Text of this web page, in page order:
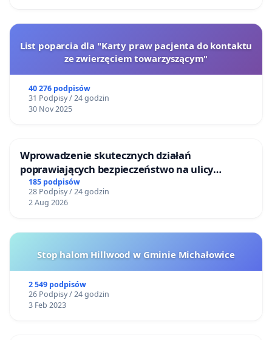
List poparcia dla "Karty praw pacjenta do kontaktu
ze zwierzęciem towarzyszącym"
40 276 podpisów
31 Podpisy / 24 godzin
30 Nov 2025
Wprowadzenie skutecznych działań
poprawiających bezpieczeństwo na ulicy
Żeromskiego w Otwocku
185 podpisów
28 Podpisy / 24 godzin
2 Aug 2026
Stop halom Hillwood w Gminie Michałowice
2 549 podpisów
26 Podpisy / 24 godzin
3 Feb 2023